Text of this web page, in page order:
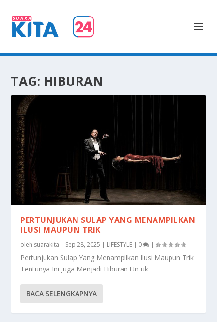
TAG: HIBURAN
PERTUNJUKAN SULAP YANG MENAMPILKAN
ILUSI MAUPUN TRIK
oleh suarakita | Sep 28, 2025 | LIFESTYLE | 0 |
Pertunjukan Sulap Yang Menampilkan Ilusi Maupun Trik
Tentunya Ini Juga Menjadi Hiburan Untuk...
BACA SELENGKAPNYA